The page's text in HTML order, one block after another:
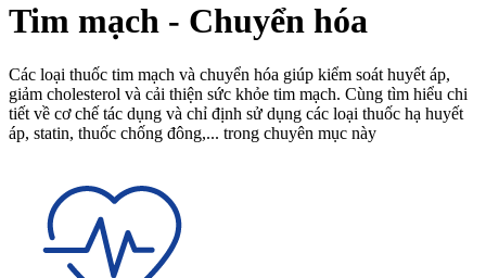
Tim mạch - Chuyển hóa
Các loại thuốc tim mạch và chuyển hóa giúp kiểm soát huyết áp,
giảm cholesterol và cải thiện sức khỏe tim mạch. Cùng tìm hiểu chi
tiết về cơ chế tác dụng và chỉ định sử dụng các loại thuốc hạ huyết
áp, statin, thuốc chống đông,... trong chuyên mục này